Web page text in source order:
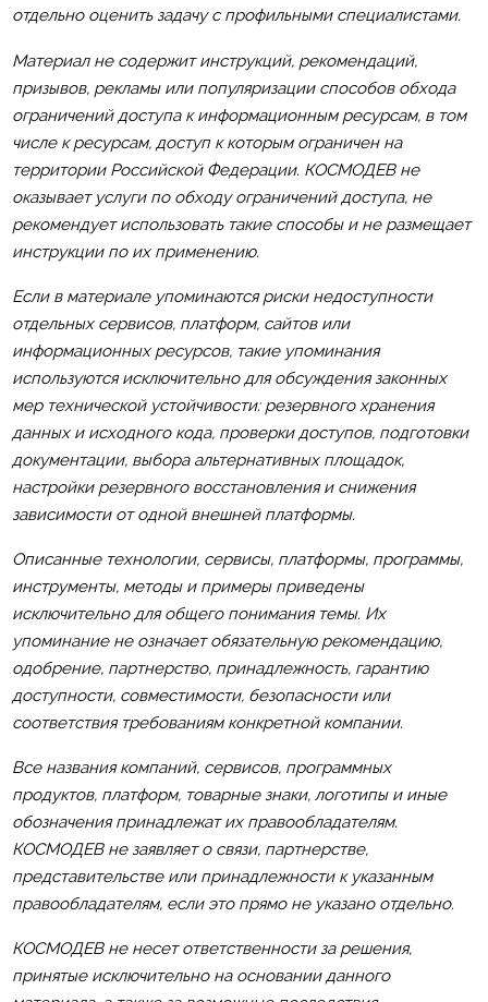
отдельно оценить задачу с профильными специалистами.
Материал не содержит инструкций, рекомендаций,
призывов, рекламы или популяризации способов обхода
ограничений доступа к информационным ресурсам, в том
числе к ресурсам, доступ к которым ограничен на
территории Российской Федерации. КОСМОДЕВ не
оказывает услуги по обходу ограничений доступа, не
рекомендует использовать такие способы и не размещает
инструкции по их применению.
Если в материале упоминаются риски недоступности
отдельных сервисов, платформ, сайтов или
информационных ресурсов, такие упоминания
используются исключительно для обсуждения законных
мер технической устойчивости: резервного хранения
данных и исходного кода, проверки доступов, подготовки
документации, выбора альтернативных площадок,
настройки резервного восстановления и снижения
зависимости от одной внешней платформы.
Описанные технологии, сервисы, платформы, программы,
инструменты, методы и примеры приведены
исключительно для общего понимания темы. Их
упоминание не означает обязательную рекомендацию,
одобрение, партнерство, принадлежность, гарантию
доступности, совместимости, безопасности или
соответствия требованиям конкретной компании.
Все названия компаний, сервисов, программных
продуктов, платформ, товарные знаки, логотипы и иные
обозначения принадлежат их правообладателям.
КОСМОДЕВ не заявляет о связи, партнерстве,
представительстве или принадлежности к указанным
правообладателям, если это прямо не указано отдельно.
КОСМОДЕВ не несет ответственности за решения,
принятые исключительно на основании данного